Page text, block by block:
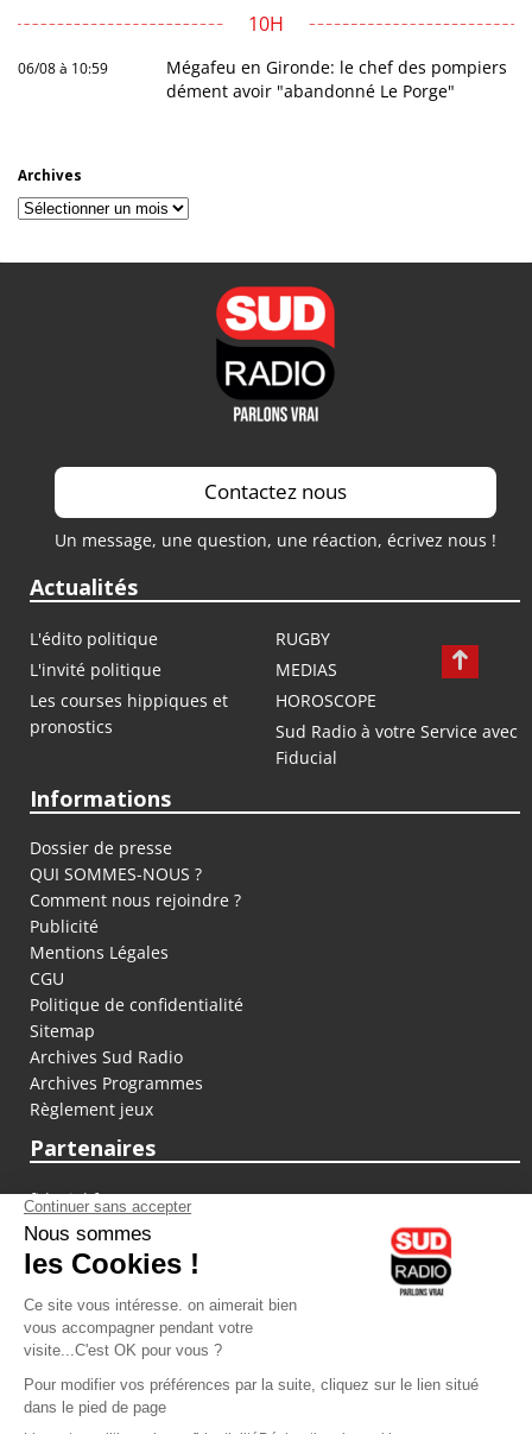
10H
06/08 à 10:59
Mégafeu en Gironde: le chef des pompiers
dément avoir "abandonné Le Porge"
Archives
Archives
Contactez nous
Un message, une question, une réaction, écrivez nous !
Actualités
L'édito politique
RUGBY
L'invité politique
MEDIAS
Les courses hippiques et
pronostics
HOROSCOPE
Sud Radio à votre Service avec
Fiducial
Informations
Dossier de presse
QUI SOMMES-NOUS ?
Comment nous rejoindre ?
Publicité
Mentions Légales
CGU
Politique de confidentialité
Sitemap
Archives Sud Radio
Archives Programmes
Règlement jeux
Partenaires
fiducial.fr
lyoncapitale.fr
olympique-et-lyonnais.com
L'application Iphone / Android
Téléchargez l'application
Les cookies